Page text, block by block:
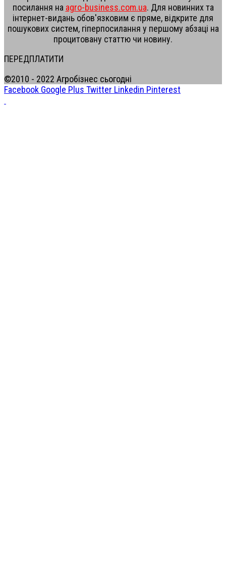
посилання на agro-business.com.ua. Для новинних та
інтернет-видань обов'язковим є пряме, відкрите для
пошукових систем, гіперпосилання у першому абзаці на
процитовану статтю чи новину.
ПЕРЕДПЛАТИТИ
©2010 - 2022 Агробізнес сьогодні
Facebook Google Plus Twitter Linkedin Pinterest